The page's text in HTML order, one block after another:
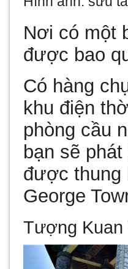
Nơi có một
được bao
Có hàng
khu điện
phòng cầu
bạn sẽ
được thung
George
Tượng Kuan